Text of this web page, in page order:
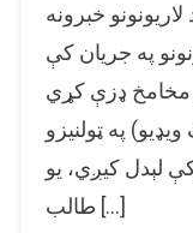
خبرونه
په جریان کې
مخامخ ډزې کړي
په ټولنیزو
لېدل کیږي، یو
طالب […]